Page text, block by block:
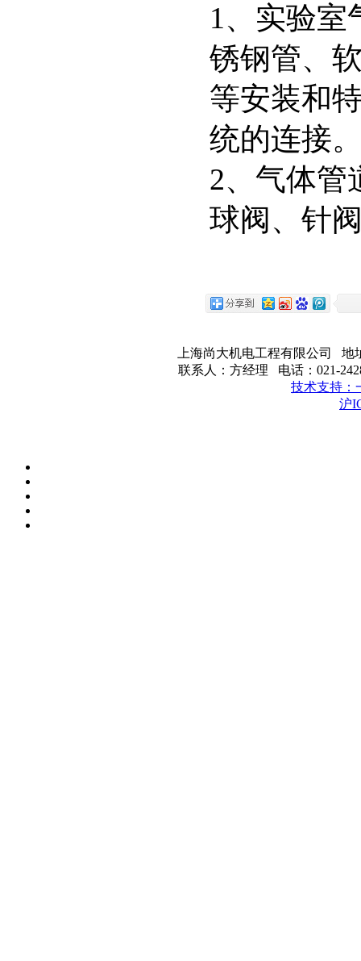
1、实验室
锈钢管、
等安装和
统的连接
2、气体管
球阀、针
上海尚大机电工程有限公司 地
联系人：方经理 电话：021-
技术支持：
沪